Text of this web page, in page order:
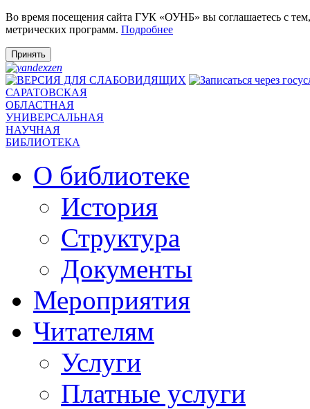
Во время посещения сайта ГУК «ОУНБ» вы соглашаетесь с
метрических программ. Подробнее
Принять
САРАТОВСКАЯ
ОБЛАСТНАЯ
УНИВЕРСАЛЬНАЯ
НАУЧНАЯ
БИБЛИОТЕКА
О библиотеке
История
Структура
Документы
Мероприятия
Читателям
Услуги
Платные услуги